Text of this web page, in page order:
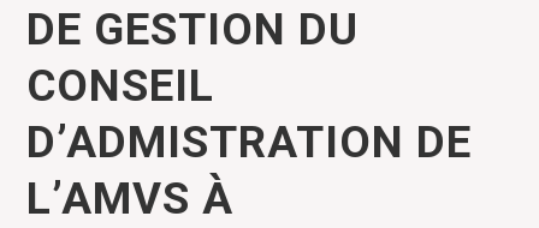
DE GESTION DU
CONSEIL
D’ADMISTRATION DE
L’AMVS À